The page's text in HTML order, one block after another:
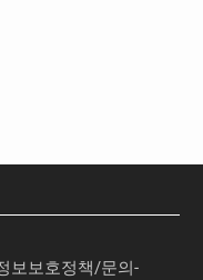
보보호정책/문의-